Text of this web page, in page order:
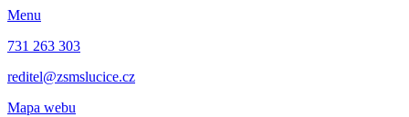
Menu
731 263 303
reditel@zsmslucice.cz
Mapa webu